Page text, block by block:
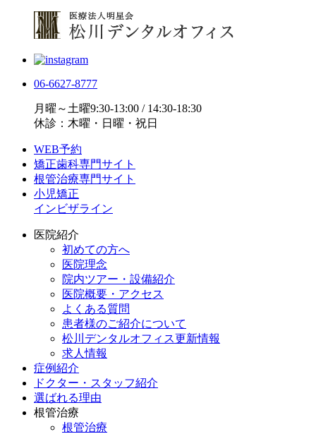
06-6627-8777
月曜～土曜9:30-13:00 / 14:30-18:30
休診：木曜・日曜・祝日
WEB予約
矯正歯科専門サイト
根管治療専門サイト
小児矯正
インビザライン
医院紹介
初めての方へ
医院理念
院内ツアー・設備紹介
医院概要・アクセス
よくある質問
患者様のご紹介について
松川デンタルオフィス更新情報
求人情報
症例紹介
ドクター・スタッフ紹介
選ばれる理由
根管治療
根管治療